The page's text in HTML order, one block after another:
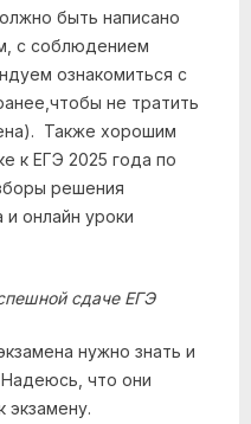
быть написано
с соблюдением
ознакомиться с
не тратить
Также хорошим
к ЕГЭ 2025 года по
решения
онлайн уроки
сдаче ЕГЭ
нужно знать и
Надеюсь, что они
экзамену.